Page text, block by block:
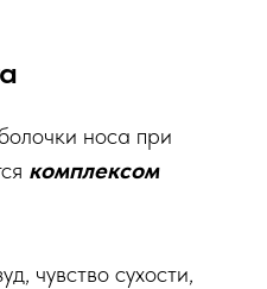
носа при
комплексом
чувство сухости,